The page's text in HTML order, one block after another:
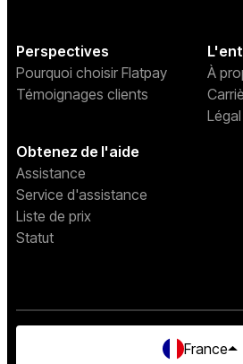
Perspectives
Pourquoi choisir Flatpay
Témoignages clients
À
Légal
Obtenez de l'aide
Assistance
Service d'assistance
Liste de prix
Statut
France